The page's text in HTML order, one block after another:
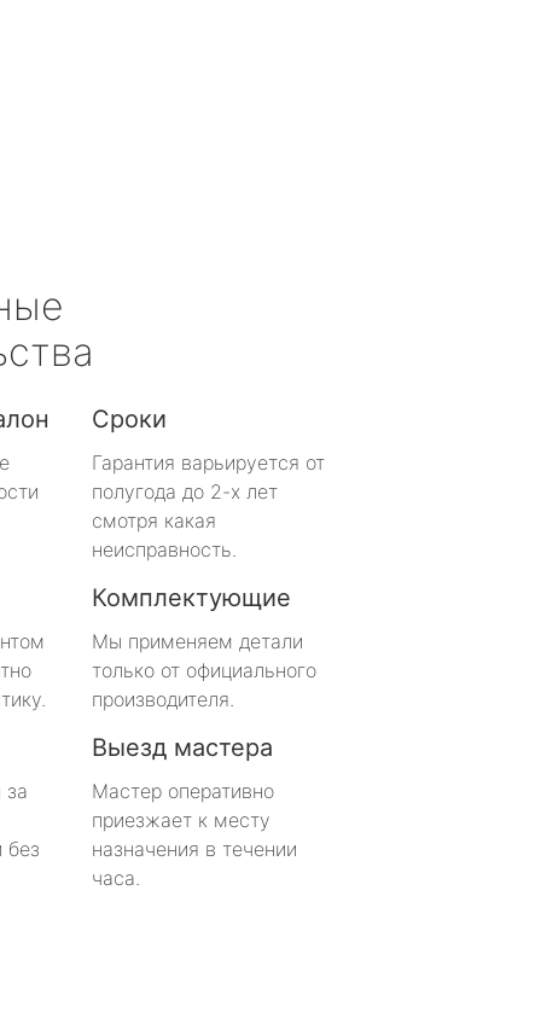
Сроки
Гарантия варьируется от
полугода до 2-х лет
смотря какая
неисправность.
Комплектующие
Мы применяем детали
только от официального
производителя.
за
без
Выезд мастера
Мастер оперативно
приезжает к месту
назначения в течении
часа.